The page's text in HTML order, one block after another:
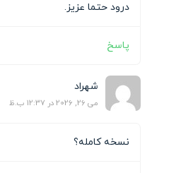
درود حتما عزیز.
پاسخ
شهراد
می 26, 2026 در 12:37 ب.ظ
نسخه کامله؟